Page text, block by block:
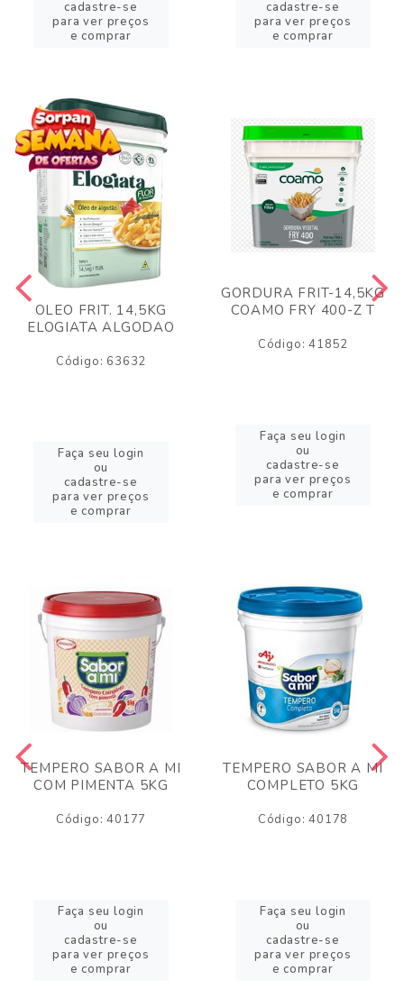
cadastre-se
para ver preços
e comprar
cadastre-se
para ver preços
e comprar
OLEO FRIT. 14,5KG
ELOGIATA ALGODAO
Código: 63632
Faça seu login
ou
cadastre-se
para ver preços
e comprar
GORDURA FRIT-14,5KG
COAMO FRY 400-Z T
Código: 41852
Faça seu login
ou
cadastre-se
para ver preços
e comprar
TEMPERO SABOR A MI
COM PIMENTA 5KG
Código: 40177
Faça seu login
ou
cadastre-se
para ver preços
e comprar
TEMPERO SABOR A MI
COMPLETO 5KG
Código: 40178
Faça seu login
ou
cadastre-se
para ver preços
e comprar